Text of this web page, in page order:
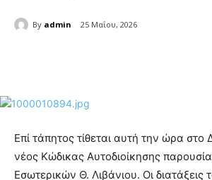
By admin 25 Μαΐου, 2026
Επί τάπητος τίθεται αυτή την ώρα στο
νέος Κώδικας Αυτοδιοίκησης
Εσωτερικών Θ. Λιβάνιου. Οι διατάξεις